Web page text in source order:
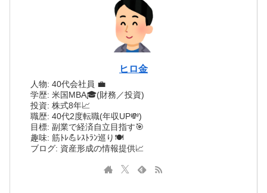
ヒロ金
人物: 40代会社員 💼
学歴: 米国MBA🎓(財務／投資)
投資: 株式8年📈
職歴: 40代2度転職(年収UP💸)
目標: 副業で経済自立目指す🎯
趣味: 筋ﾄﾚ💪ﾚｽﾄﾗﾝ巡り🍽️
ブログ: 資産形成の情報提供📈